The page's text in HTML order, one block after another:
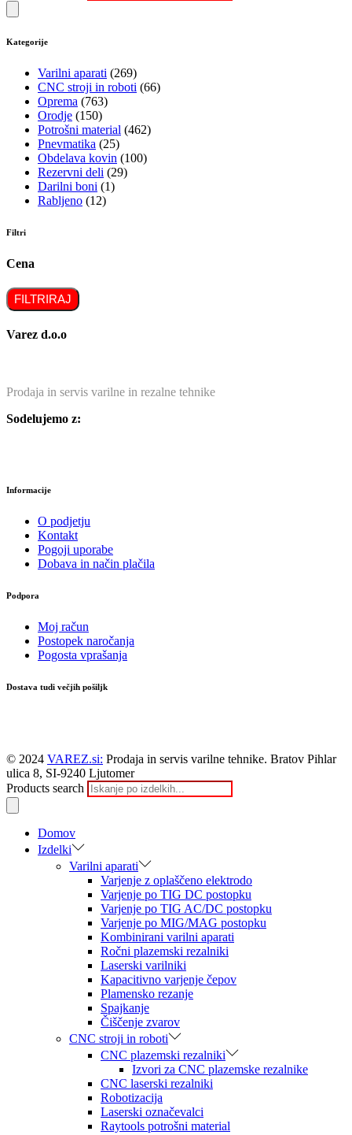
Kategorije
Varilni aparati (269)
CNC stroji in roboti (66)
Oprema (763)
Orodje (150)
Potrošni material (462)
Pnevmatika (25)
Obdelava kovin (100)
Rezervni deli (29)
Darilni boni (1)
Rabljeno (12)
Filtri
Cena
FILTRIRAJ
Varez d.o.o
Prodaja in servis varilne in rezalne tehnike
Sodelujemo z:
Informacije
O podjetju
Kontakt
Pogoji uporabe
Dobava in način plačila
Podpora
Moj račun
Postopek naročanja
Pogosta vprašanja
Dostava tudi večjih pošiljk
© 2024 VAREZ.si: Prodaja in servis varilne tehnike. Bratov Pihlar
ulica 8, SI-9240 Ljutomer
Products search
Domov
Izdelki
Varilni aparati
Varjenje z oplaščeno elektrodo
Varjenje po TIG DC postopku
Varjenje po TIG AC/DC postopku
Varjenje po MIG/MAG postopku
Kombinirani varilni aparati
Ročni plazemski rezalniki
Laserski varilniki
Kapacitivno varjenje čepov
Plamensko rezanje
Spajkanje
Čiščenje zvarov
CNC stroji in roboti
CNC plazemski rezalniki
Izvori za CNC plazemske rezalnike
CNC laserski rezalniki
Robotizacija
Laserski označevalci
Raytools potrošni material